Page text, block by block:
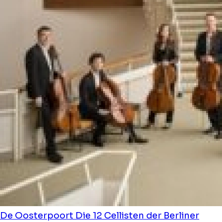
De Oosterpoort Die 12 Cellisten der Berliner